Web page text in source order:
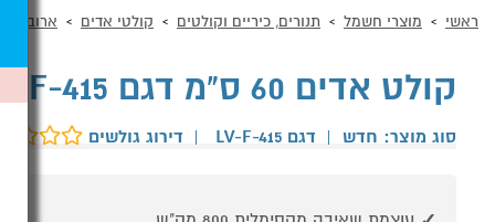
ראשי מוצרי חשמל תנורים, כיריים וקולטים קולטי אדים ארובה - 60 ס"מ
קולט אדים 60 ס"מ דגם LyVent LV-F-415 ליוונט שחור
סוג מוצר: חדש | דגם LV-F-415 | דירוג גולשים